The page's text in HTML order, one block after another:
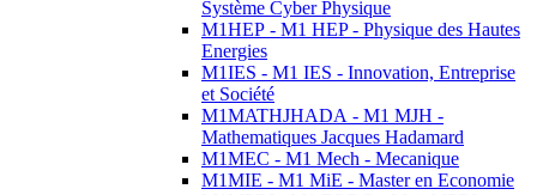
Système Cyber Physique
M1HEP - M1 HEP - Physique des Hautes
Energies
M1IES - M1 IES - Innovation, Entreprise
et Société
M1MATHJHADA - M1 MJH -
Mathematiques Jacques Hadamard
M1MEC - M1 Mech - Mecanique
M1MIE - M1 MiE - Master en Economie